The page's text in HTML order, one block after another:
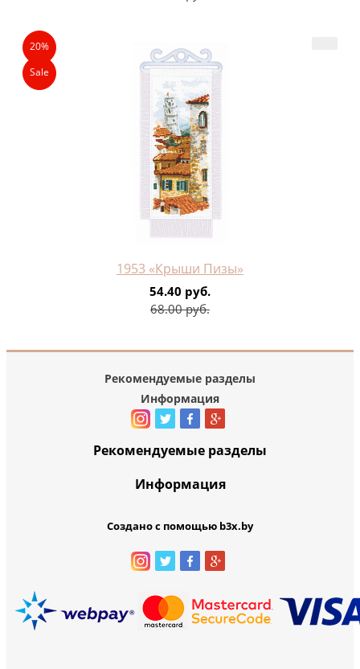
20%
Sale
1953 «Крыши Пизы»
54.40 руб.
68.00 руб.
Рекомендуемые разделы
Информация
Рекомендуемые разделы
Информация
Создано с помощью b3x.by